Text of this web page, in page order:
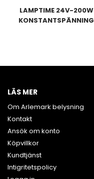
LAMPTIME 24V-200W
KONSTANTSPÄNNING
LÄS MER
Om Arlemark belysning
Kontakt
Ansök om konto
Köpvillkor
Kundtjänst
Intigritetspolicy